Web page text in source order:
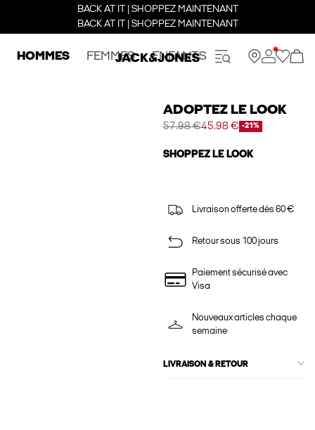
BACK AT IT | SHOPPEZ MAINTENANT
BACK AT IT | SHOPPEZ MAINTENANT
HOMMES FEMMES ENFANTS
ADOPTEZ LE LOOK
57.98 €45.98 € -21%
SHOPPEZ LE LOOK
Livraison offerte dès 60 €
Retour sous 100 jours
Paiement sécurisé avec
Visa
Nouveaux articles chaque
semaine
LIVRAISON & RETOUR